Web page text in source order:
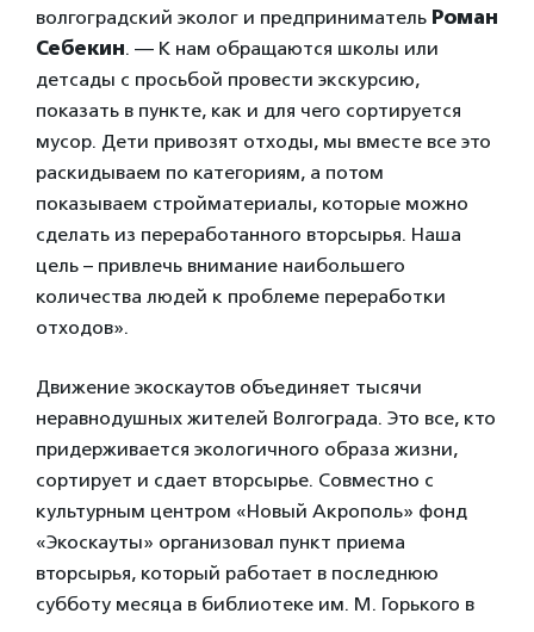
волгоградский эколог и предприниматель Роман
Себекин. — К нам обращаются школы или
детсады с просьбой провести экскурсию,
показать в пункте, как и для чего сортируется
мусор. Дети привозят отходы, мы вместе все это
раскидываем по категориям, а потом
показываем стройматериалы, которые можно
сделать из переработанного вторсырья. Наша
цель – привлечь внимание наибольшего
количества людей к проблеме переработки
отходов».
Движение экоскаутов объединяет тысячи
неравнодушных жителей Волгограда. Это все, кто
придерживается экологичного образа жизни,
сортирует и сдает вторсырье. Совместно с
культурным центром «Новый Акрополь» фонд
«Экоскауты» организовал пункт приема
вторсырья, который работает в последнюю
субботу месяца в библиотеке им. М. Горького в